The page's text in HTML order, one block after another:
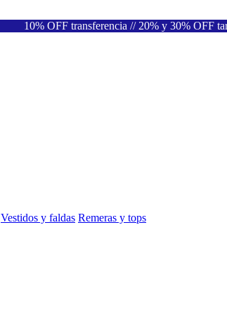
10% OFF transferencia // 20% y 30% OFF
Vestidos y faldas Remeras y tops